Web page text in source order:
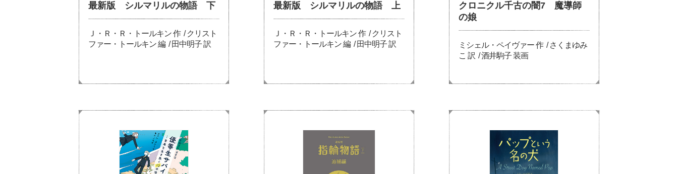
最新版 シルマリルの物語 下
Ｊ・Ｒ・Ｒ・トールキン 作 / クリスト
ファー・トールキン 編 / 田中明子 訳
最新版 シルマリルの物語 上
Ｊ・Ｒ・Ｒ・トールキン 作 / クリスト
ファー・トールキン 編 / 田中明子 訳
クロニクル千古の闇7 魔導師
の娘
ミシェル・ペイヴァー 作 / さくまゆみ
こ 訳 / 酒井駒子 装画